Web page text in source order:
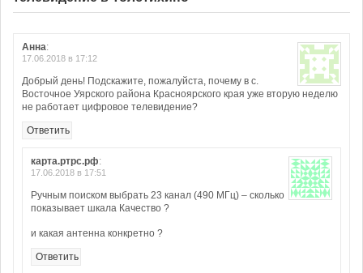
Анна:
17.06.2018 в 17:12
Добрый день! Подскажите, пожалуйста, почему в с.
Восточное Уярского района Красноярского края уже вторую неделю
не работает цифровое телевидение?
Ответить
карта.ртрс.рф:
17.06.2018 в 17:51
Ручным поиском выбрать 23 канал (490 МГц) – сколько
показывает шкала Качество ?
и какая антенна конкретно ?
Ответить